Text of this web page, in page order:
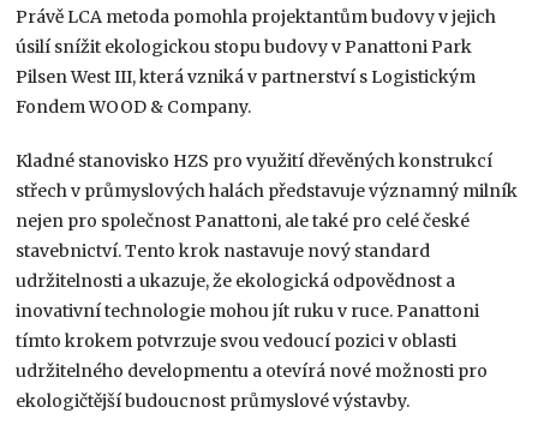
Právě LCA metoda pomohla projektantům budovy v jejich
úsilí snížit ekologickou stopu budovy v Panattoni Park
Pilsen West III, která vzniká v partnerství s Logistickým
Fondem WOOD & Company.
Kladné stanovisko HZS pro využití dřevěných konstrukcí
střech v průmyslových halách představuje významný milník
nejen pro společnost Panattoni, ale také pro celé české
stavebnictví. Tento krok nastavuje nový standard
udržitelnosti a ukazuje, že ekologická odpovědnost a
inovativní technologie mohou jít ruku v ruce. Panattoni
tímto krokem potvrzuje svou vedoucí pozici v oblasti
udržitelného developmentu a otevírá nové možnosti pro
ekologičtější budoucnost průmyslové výstavby.